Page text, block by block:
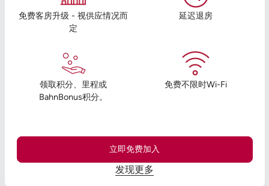
免费客房升级 - 视供应情况而
定
延迟退房
领取积分、里程或
BahnBonus积分。
免费不限时Wi-Fi
立即免费加入
发现更多